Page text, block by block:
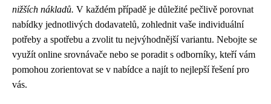
nižších nákladů. V každém případě je důležité pečlivě porovnat
nabídky jednotlivých dodavatelů, zohlednit vaše individuální
potřeby a spotřebu a zvolit tu nejvýhodnější variantu. Nebojte se
využít online srovnávače nebo se poradit s odborníky, kteří vám
pomohou zorientovat se v nabídce a najít to nejlepší řešení pro
vás.